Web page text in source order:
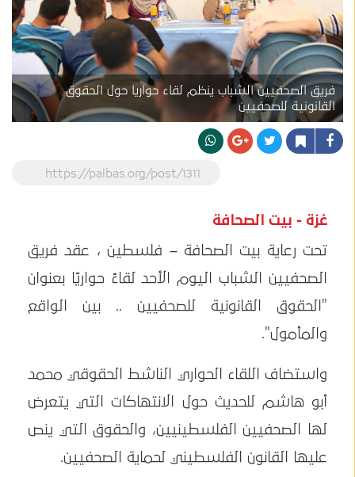
فريق الصحفيين الشباب ينظم لقاء حواريا حول الحقوق
القانونية للصحفيين
https://palbas.org/post/1311
غزة - بيت الصحافة
تحت رعاية بيت الصحافة – فلسطين ، عقد فريق
الصحفيين الشباب اليوم الأحد لقاءً حواريًا بعنوان
"الحقوق القانونية للصحفيين .. بين الواقع
والمأمول".
واستضاف اللقاء الحواري الناشط الحقوقي محمد
أبو هاشم للحديث حول الانتهاكات التي يتعرض
لها الصحفيين الفلسطينيين، والحقوق التي ينص
عليها القانون الفلسطيني لحماية الصحفيين.